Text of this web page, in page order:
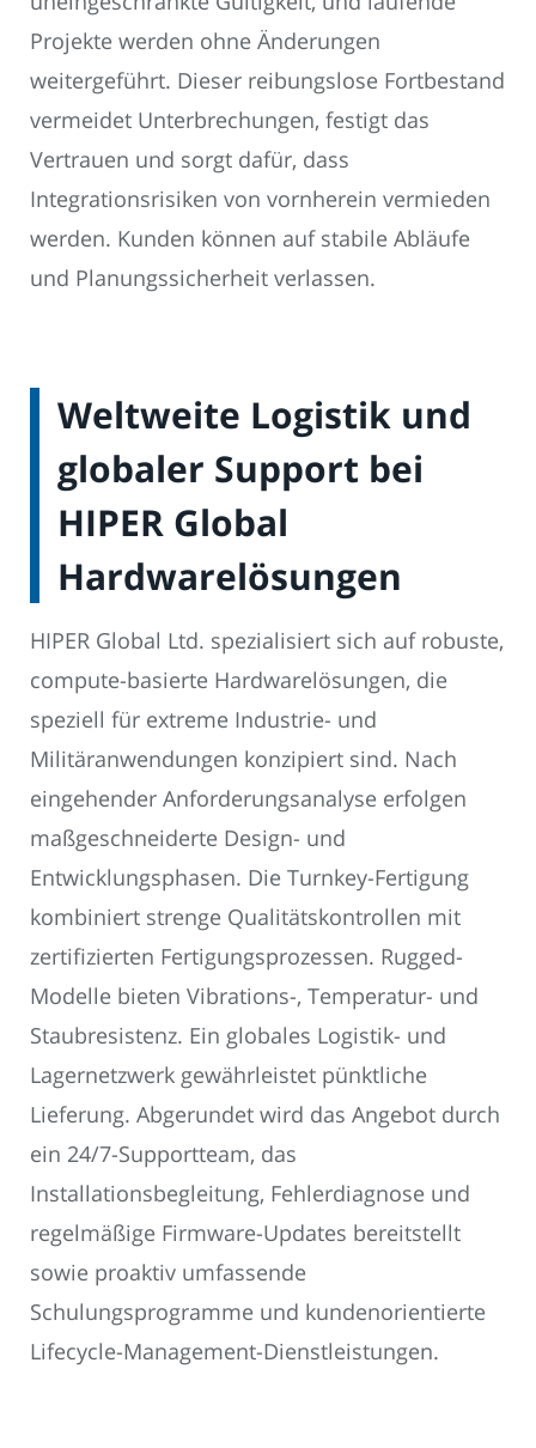
Projekte werden ohne Änderungen
weitergeführt. Dieser reibungslose Fortbestand
vermeidet Unterbrechungen, festigt das
Vertrauen und sorgt dafür, dass
Integrationsrisiken von vornherein vermieden
werden. Kunden können auf stabile Abläufe
und Planungssicherheit verlassen.
Weltweite Logistik und
globaler Support bei
HIPER Global
Hardwarelösungen
HIPER Global Ltd. spezialisiert sich auf robuste,
compute-basierte Hardwarelösungen, die
speziell für extreme Industrie- und
Militäranwendungen konzipiert sind. Nach
eingehender Anforderungsanalyse erfolgen
maßgeschneiderte Design- und
Entwicklungsphasen. Die Turnkey-Fertigung
kombiniert strenge Qualitätskontrollen mit
zertifizierten Fertigungsprozessen. Rugged-
Modelle bieten Vibrations-, Temperatur- und
Staubresistenz. Ein globales Logistik- und
Lagernetzwerk gewährleistet pünktliche
Lieferung. Abgerundet wird das Angebot durch
ein 24/7-Supportteam, das
Installationsbegleitung, Fehlerdiagnose und
regelmäßige Firmware-Updates bereitstellt
sowie proaktiv umfassende
Schulungsprogramme und kundenorientierte
Lifecycle-Management-Dienstleistungen.